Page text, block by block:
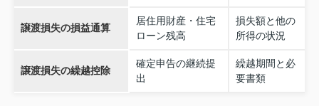
譲渡損失の損益通算
居住用財産・住宅
ローン残高
損失額と他の
所得の状況
譲渡損失の繰越控除
確定申告の継続提
出
繰越期間と必
要書類